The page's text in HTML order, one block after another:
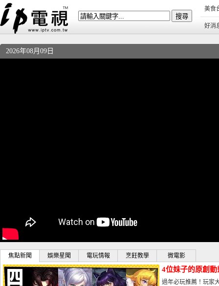
美食
好消
2026年08月09日
焦點新聞 娛樂星聞 電玩情報 烹飪教學 微電影
4位妹子的原創
曝光_電玩宅速配
過年必玩推薦！玩家